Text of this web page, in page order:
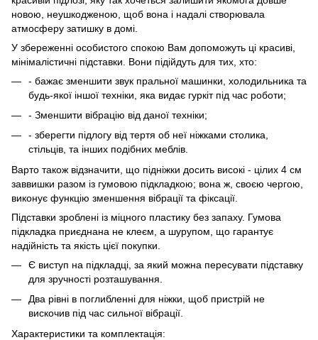
новою, неушкодженою, щоб вона і надалі створювала
атмосферу затишку в домі.
У збереженні особистого спокою Вам допоможуть ці красиві,
мінімалістичні підставки. Вони підійдуть для тих, хто:
- бажає зменшити звук пральної машинки, холодильника та
будь-якої іншої техніки, яка видає гуркіт під час роботи;
- Зменшити вібрацію від даної техніки;
- зберегти підлогу від тертя об неї ніжками столика,
стільців, та інших подібних меблів.
Варто також відзначити, що підніжки досить високі - цілих 4 см
заввишки разом із гумовою підкладкою; вона ж, своєю чергою,
виконує функцію зменшення вібрації та фіксації.
Підставки зроблені із міцного пластику без запаху. Гумова
підкладка приєднана не клеєм, а шурупом, що гарантує
надійність та якість цієї покупки.
Є виступ на підкладці, за який можна пересувати підставку
для зручності розташування.
Два рівні в поглибленні для ніжки, щоб пристрій не
вискочив під час сильної вібрації.
Характеристики та комплектація: